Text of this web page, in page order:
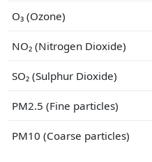
O₃ (Ozone)
NO₂ (Nitrogen Dioxide)
SO₂ (Sulphur Dioxide)
PM2.5 (Fine particles)
PM10 (Coarse particles)